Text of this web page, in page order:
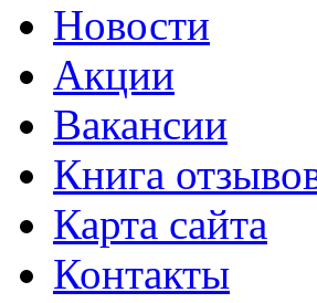
Новости
Акции
Вакансии
Книга
Карта сайта
Контакты